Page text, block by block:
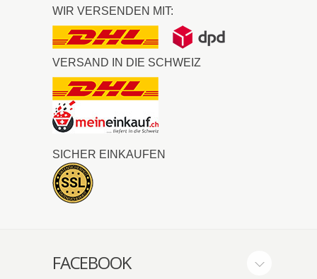
WIR VERSENDEN MIT:
VERSAND IN DIE SCHWEIZ
SICHER EINKAUFEN
FACEBOOK